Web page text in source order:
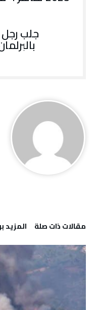
جلب رجل
‫مقالات ذات صلة‬